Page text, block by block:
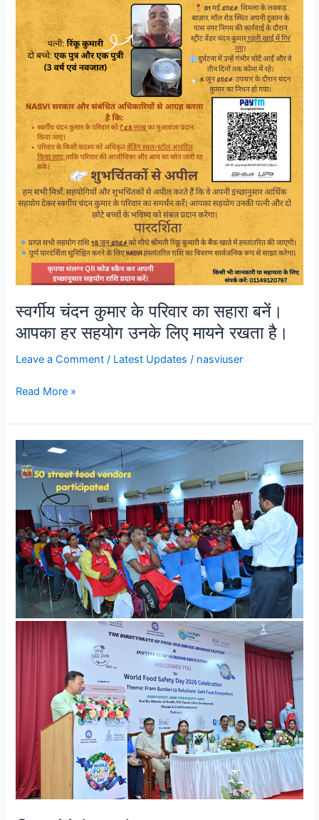
स्वर्गीय चंदन कुमार के परिवार का सहारा बनें।
आपका हर सहयोग उनके लिए मायने रखता है।
Leave a Comment / Latest Updates / nasviuser
का
सहारा
बनें।
आपका
हर
सहयोग
उनके
लिए
रखता
है।
Read More »
Goa,
Maharashtra